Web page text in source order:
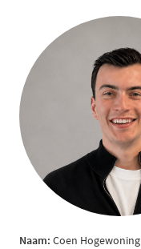
Naam: Coen Hogewoning